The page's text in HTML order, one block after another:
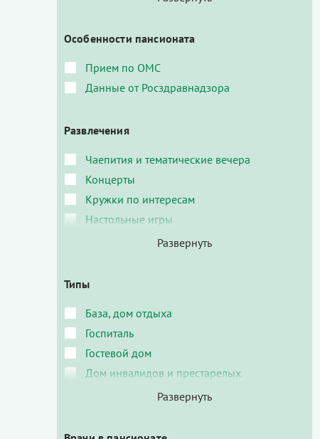
Особенности пансионата
Прием по ОМС
Данные от Росздравнадзора
Развлечения
Чаепития и тематические вечера
Концерты
Кружки по интересам
Настольные игры
Типы
База, дом отдыха
Госпиталь
Гостевой дом
Дом инвалидов и престарелых